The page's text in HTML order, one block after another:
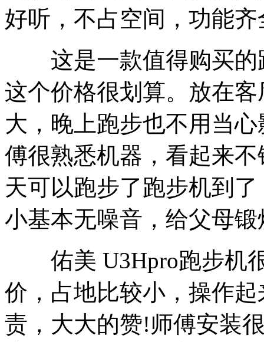
好听，不占空间，功能
这是一款值得购买的
这个价格很划算。放在
大，晚上跑步也不用当
傅很熟悉机器，看起来
天可以跑步了跑步机到
小基本无噪音，给父母
佑美 U3Hpro跑步机
价，占地比较小，操作
责，大大的赞!师傅安装